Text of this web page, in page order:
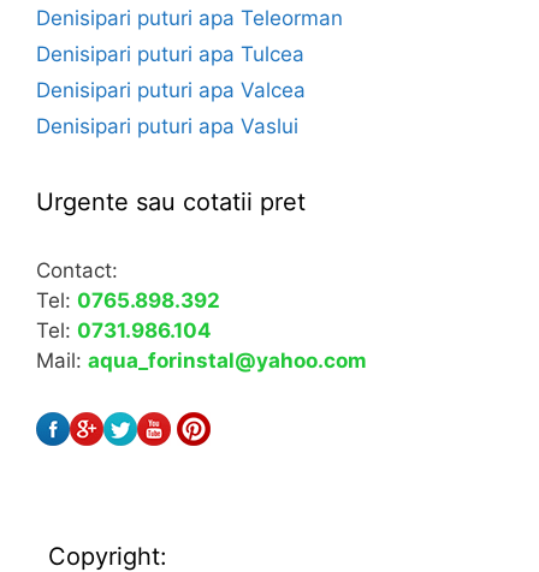
Denisipari puturi apa Teleorman
Denisipari puturi apa Tulcea
Denisipari puturi apa Valcea
Denisipari puturi apa Vaslui
Urgente sau cotatii pret
Contact:
Tel: 0765.898.392
Tel: 0731.986.104
Mail: aqua_forinstal@yahoo.com
Copyright: